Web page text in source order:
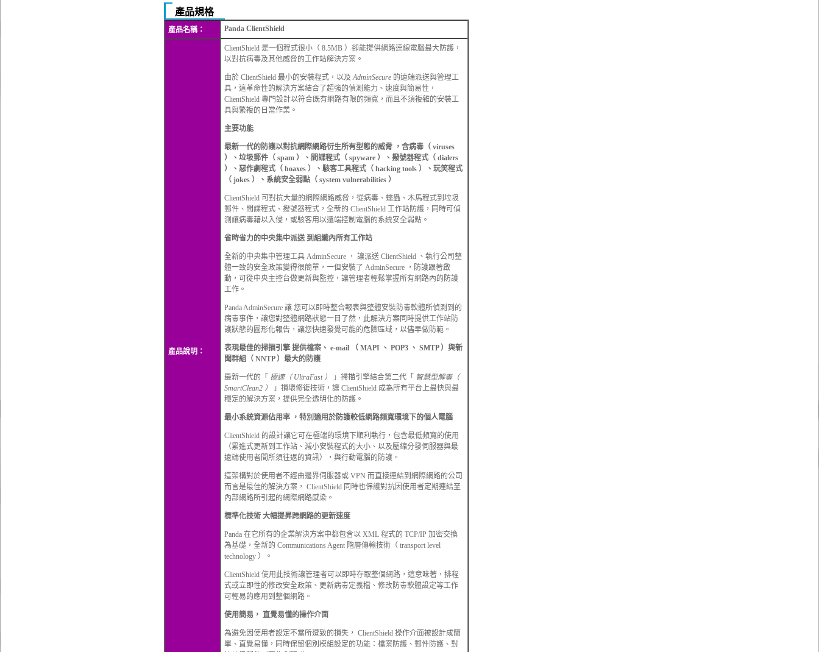
產品規格
產品名稱： Panda ClientShield
產品說明：
ClientShield 是一個程式很小（ 8.5MB ）卻能提供網路連線電腦最大防護，
以對抗病毒及其他威脅的工作站解決方案。
由於 ClientShield 最小的安裝程式，以及AdminSecure 的遠端派送與管理工
具，這革命性的解決方案結合了超強的偵測能力、速度與簡易性，
ClientShield 專門設計以符合既有網路有限的頻寬，而且不須複雜的安裝工
具與繁複的日常作業。
主要功能
最新一代的防護以對抗網際網路衍生所有型態的威脅 ，含病毒（ viruses
）、垃圾郵件（ spam ）、間諜程式（ spyware ）、撥號器程式（ dialers
）、惡作劇程式（ hoaxes ）、駭客工具程式（ hacking tools ）、玩笑程式
（ jokes ）、系統安全弱點（ system vulnerabilities ）
ClientShield 可對抗大量的網際網路威脅，從病毒、蠕蟲、木馬程式到垃圾
郵件、間諜程式、撥號器程式，全新的 ClientShield 工作站防護，同時可偵
測讓病毒藉以入侵，或駭客用以遠端控制電腦的系統安全弱點。
省時省力的中央集中派送 到組織內所有工作站
全新的中央集中管理工具 AdminSecure ， 讓派送 ClientShield 、執行公司整
體一致的安全政策變得很簡單，一但安裝了 AdminSecure ，防護跟著啟
動，可從中央主控台做更新與監控，讓管理者輕鬆掌握所有網路內的防護
工作。
Panda AdminSecure 讓 您可以即時整合報表與整體安裝防毒軟體所偵測到的
病毒事件，讓您對整體網路狀態一目了然，此解決方案同時提供工作站防
護狀態的圖形化報告，讓您快速發覺可能的危險區域，以儘早做防範。
表現最佳的掃描引擎 提供檔案、 e-mail （ MAPI 、 POP3 、 SMTP ）與新
聞群組（ NNTP ）最大的防護
最新一代的「 極速（ UltraFast ） 」掃描引擎結合第二代「 智慧型解毒（
SmartClean2 ）
」損壞修復技術，讓 ClientShield 成為所有平台上最快與最
穩定的解決方案，提供完全透明化的防護。
最小系統資源佔用率 ，特別適用於防護較低網路頻寬環境下的個人電腦
ClientShield 的設計讓它可在極端的環境下順利執行，包含最低頻寬的使用
（累進式更新到工作站、減小安裝程式的大小、以及壓縮分發伺服器與最
遠端使用者間所須往返的資訊），與行動電腦的防護。
這架構對於使用者不經由邊界伺服器或 VPN 而直接連結到網際網路的公司
而言是最佳的解決方案， ClientShield 同時也保護對抗因使用者定期連結至
內部網路所引起的網際網路感染。
標準化技術 大幅提昇跨網路的更新速度
Panda 在它所有的企業解決方案中都包含以 XML 程式的 TCP/IP 加密交換
為基礎，全新的 Communications Agent 階層傳輸技術（ transport level
technology ）。
ClientShield 使用此技術讓管理者可以即時存取整個網路，這意味著，排程
式或立即性的修改安全政策、更新病毒定義檔、修改防毒軟體設定等工作
可輕易的應用到整個網路。
使用簡易， 直覺易懂的操作介面
為避免因使用者設定不當所遭致的損失， ClientShield 操作介面被設計成簡
單、直覺易懂，同時保留個別模組設定的功能：檔案防護、郵件防護、對